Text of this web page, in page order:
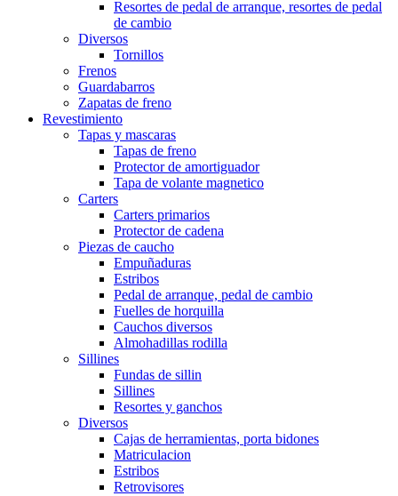
Resortes de pedal de arranque, resortes de pedal
de cambio
Diversos
Tornillos
Frenos
Guardabarros
Zapatas de freno
Revestimiento
Tapas y mascaras
Tapas de freno
Protector de amortiguador
Tapa de volante magnetico
Carters
Carters primarios
Protector de cadena
Piezas de caucho
Empuñaduras
Estribos
Pedal de arranque, pedal de cambio
Fuelles de horquilla
Cauchos diversos
Almohadillas rodilla
Sillines
Fundas de sillin
Sillines
Resortes y ganchos
Diversos
Cajas de herramientas, porta bidones
Matriculacion
Estribos
Retrovisores